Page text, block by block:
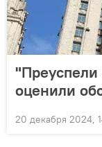
оценили
20 декабря 2024,